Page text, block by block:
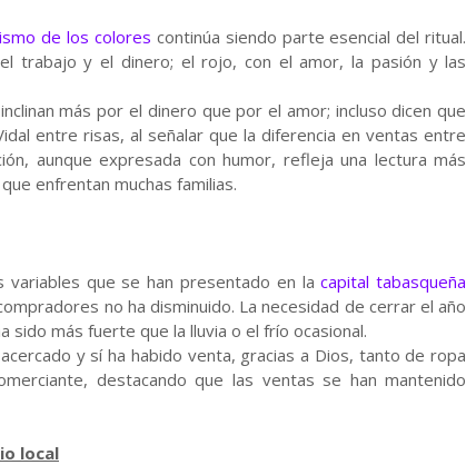
de los colores continúa siendo parte esencial del ritual.
trabajo y el dinero; el rojo, con el amor, la pasión y las
más por el dinero que por el amor; incluso dicen que
entre risas, al señalar que la diferencia en ventas entre
aunque expresada con humor, refleja una lectura más
enfrentan muchas familias.
variables que se han presentado en lacapital tabasqueña
no ha disminuido. La necesidad de cerrar el año
sido más fuerte que la lluvia o el frío ocasional.
y sí ha habido venta, gracias a Dios, tanto de ropa
destacando que las ventas se han mantenido
local